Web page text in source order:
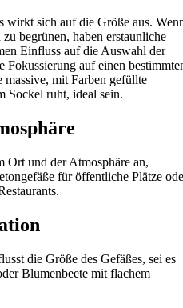
wirkt sich auf die Größe aus.
begrünen, haben erstaunliche
Einfluss auf die Auswahl der
Fokussierung auf einen
mit Farben gefüllte
Sockel ruht, ideal sein.
Ort und der Atmosphäre an,
für öffentliche Plätze
die Größe des Gefäßes, sei es
Blumenbeete mit flachem